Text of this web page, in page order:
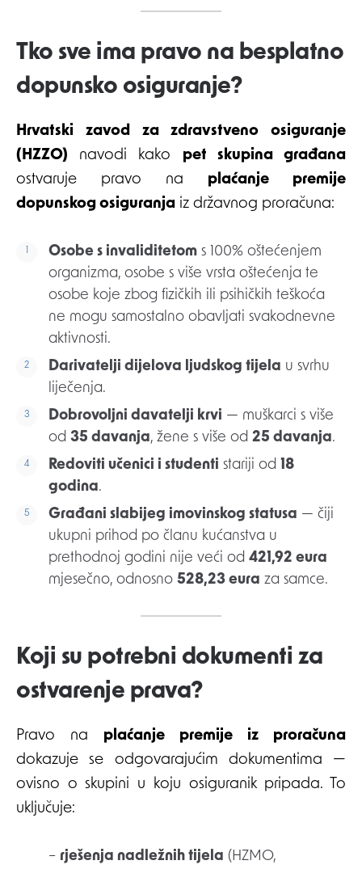
Tko sve ima pravo na besplatno
dopunsko osiguranje?
Hrvatski zavod za zdravstveno osiguranje
(HZZO) navodi kako pet skupina građana
ostvaruje pravo na plaćanje premije
dopunskog osiguranja iz državnog proračuna:
Osobe s invaliditetom s 100% oštećenjem
organizma, osobe s više vrsta oštećenja te
osobe koje zbog fizičkih ili psihičkih teškoća
ne mogu samostalno obavljati svakodnevne
aktivnosti.
Darivatelji dijelova ljudskog tijela u svrhu
liječenja.
Dobrovoljni davatelji krvi — muškarci s više
od 35 davanja, žene s više od 25 davanja.
Redoviti učenici i studenti stariji od 18
godina.
Građani slabijeg imovinskog statusa — čiji
ukupni prihod po članu kućanstva u
prethodnoj godini nije veći od 421,92 eura
mjesečno, odnosno 528,23 eura za samce.
Koji su potrebni dokumenti za
ostvarenje prava?
Pravo na plaćanje premije iz proračuna
dokazuje se odgovarajućim dokumentima —
ovisno o skupini u koju osiguranik pripada. To
uključuje:
– rješenja nadležnih tijela (HZMO,